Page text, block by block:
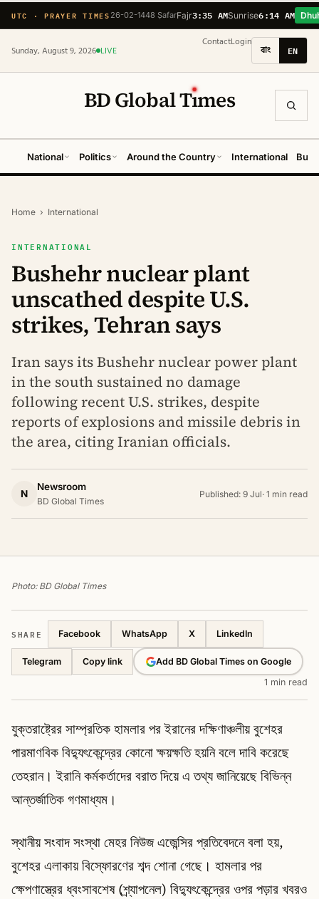
UTC · PRAYER TIMES 26-02-1448 ṢafarFajr3:35 AMSunrise6:14 AM
Sunday, August 9, 2026 LIVE
ContactLogin
বাং EN
BD Global Tımes
National Politics Around the Country International
Home › International
INTERNATIONAL
Bushehr nuclear plant
unscathed despite U.S.
strikes, Tehran says
Iran says its Bushehr nuclear power plant
in the south sustained no damage
following recent U.S. strikes, despite
reports of explosions and missile debris in
the area, citing Iranian officials.
N
Newsroom
BD Global Times
Published: 9 Jul· 1 min read
Photo: BD Global Times
SHARE Facebook WhatsApp X LinkedIn
Telegram Copy link
Add BD Global Times on Google
1 min read
যুক্তরাষ্ট্রের সাম্প্রতিক হামলার পর ইরানের দক্ষিণাঞ্চলীয় বুশেহর
পারমাণবিক বিদ্যুৎকেন্দ্রের কোনো ক্ষয়ক্ষতি হয়নি বলে দাবি করেছে
তেহরান। ইরানি কর্মকর্তাদের বরাত দিয়ে এ তথ্য জানিয়েছে বিভিন্ন
আন্তর্জাতিক গণমাধ্যম।
স্থানীয় সংবাদ সংস্থা মেহর নিউজ এজেন্সির প্রতিবেদনে বলা হয়,
বুশেহর এলাকায় বিস্ফোরণের শব্দ শোনা গেছে। হামলার পর
ক্ষেপণাস্ত্রের ধ্বংসাবশেষ (শ্র্যাপনেল) বিদ্যুৎকেন্দ্রের ওপর পড়ার খবরও